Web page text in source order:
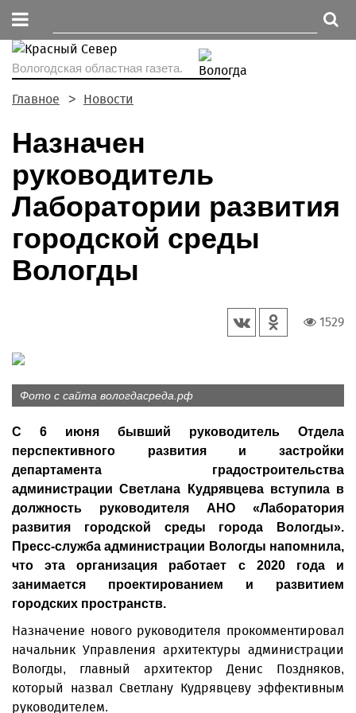
Вологодская областная газета.
Главное Новости
Назначен
руководитель
Лаборатории развития
городской среды
Вологды
1529
Фото с сайта вологдасреда.рф
С 6 июня бывший руководитель Отдела
перспективного развития и застройки
департамента градостроительства
администрации Светлана Кудрявцева вступила в
должность руководителя АНО «Лаборатория
развития городской среды города Вологды».
Пресс-служба администрации Вологды напомнила,
что эта организация работает с 2020 года и
занимается проектированием и развитием
городских пространств.
Назначение нового руководителя прокомментировал
начальник Управления архитектуры администрации
Вологды, главный архитектор Денис Поздняков,
который назвал Светлану Кудрявцеву эффективным
руководителем.